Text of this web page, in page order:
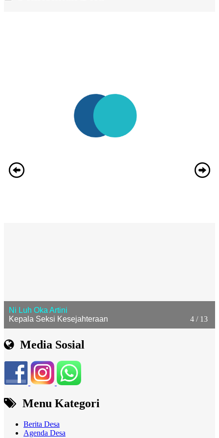
4 / 13
Ni Luh Oka Artini
Kepala Seksi Kesejahteraan
Media Sosial
Menu Kategori
Berita Desa
Agenda Desa